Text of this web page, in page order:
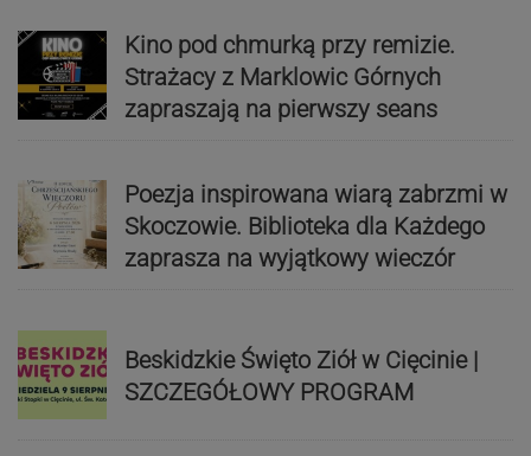
Kino pod chmurką przy remizie.
Strażacy z Marklowic Górnych
zapraszają na pierwszy seans
Poezja inspirowana wiarą zabrzmi w
Skoczowie. Biblioteka dla Każdego
zaprasza na wyjątkowy wieczór
Beskidzkie Święto Ziół w Cięcinie |
SZCZEGÓŁOWY PROGRAM